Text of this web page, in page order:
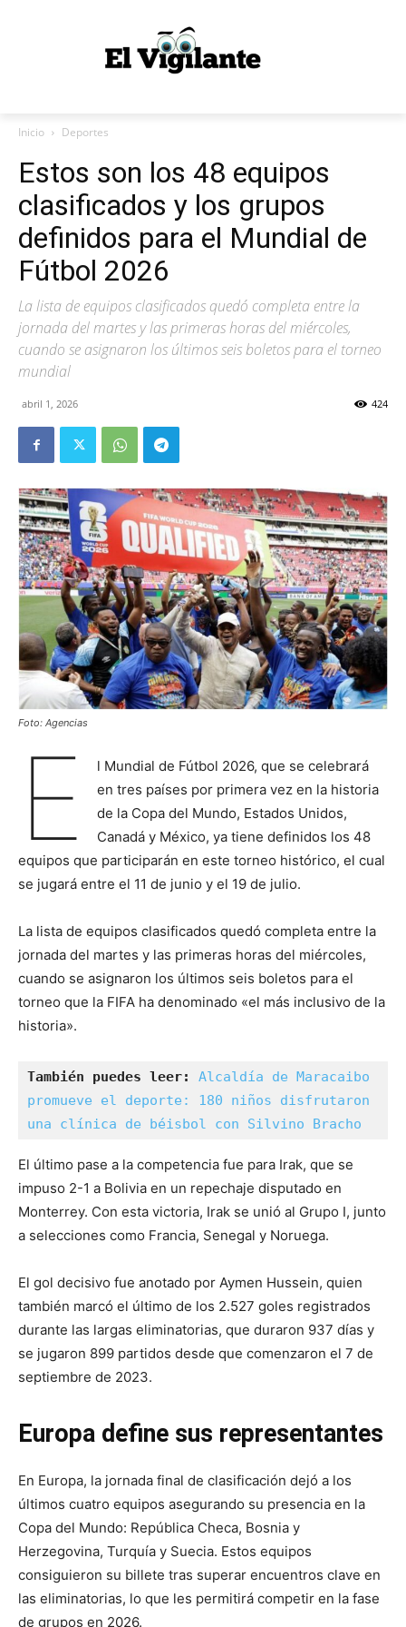
Inicio Deportes
Estos son los 48 equipos
clasificados y los grupos
definidos para el Mundial de
Fútbol 2026
La lista de equipos clasificados quedó completa entre la
jornada del martes y las primeras horas del miércoles,
cuando se asignaron los últimos seis boletos para el torneo
mundial
abril 1, 2026 424
Foto: Agencias
E
l Mundial de Fútbol 2026, que se celebrará
en tres países por primera vez en la historia
de la Copa del Mundo, Estados Unidos,
Canadá y México, ya tiene definidos los 48
equipos que participarán en este torneo histórico, el cual
se jugará entre el 11 de junio y el 19 de julio.
La lista de equipos clasificados quedó completa entre la
jornada del martes y las primeras horas del miércoles,
cuando se asignaron los últimos seis boletos para el
torneo que la FIFA ha denominado «el más inclusivo de la
historia».
También puedes leer:
Alcaldía de Maracaibo
promueve el deporte: 180 niños disfrutaron
una clínica de béisbol con Silvino Bracho
El último pase a la competencia fue para Irak, que se
impuso 2-1 a Bolivia en un repechaje disputado en
Monterrey. Con esta victoria, Irak se unió al Grupo I, junto
a selecciones como Francia, Senegal y Noruega.
El gol decisivo fue anotado por Aymen Hussein, quien
también marcó el último de los 2.527 goles registrados
durante las largas eliminatorias, que duraron 937 días y
se jugaron 899 partidos desde que comenzaron el 7 de
septiembre de 2023.
Europa define sus representantes
En Europa, la jornada final de clasificación dejó a los
últimos cuatro equipos asegurando su presencia en la
Copa del Mundo: República Checa, Bosnia y
Herzegovina, Turquía y Suecia. Estos equipos
consiguieron su billete tras superar encuentros clave en
las eliminatorias, lo que les permitirá competir en la fase
de grupos en 2026.